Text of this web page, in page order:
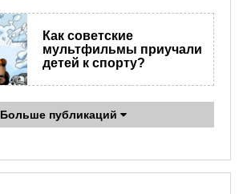
Как советские
мультфильмы приучали
детей к спорту?
Больше публикаций